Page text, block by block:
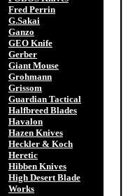
Fred Perrin
G.Sakai
Ganzo
GEO Knife
Gerber
Giant Mouse
Grohmann
Grissom
Guardian Tactical
Halfbreed Blades
Havalon
Hazen Knives
Heckler & Koch
Heretic
Hibben Knives
High Desert Blade
Works